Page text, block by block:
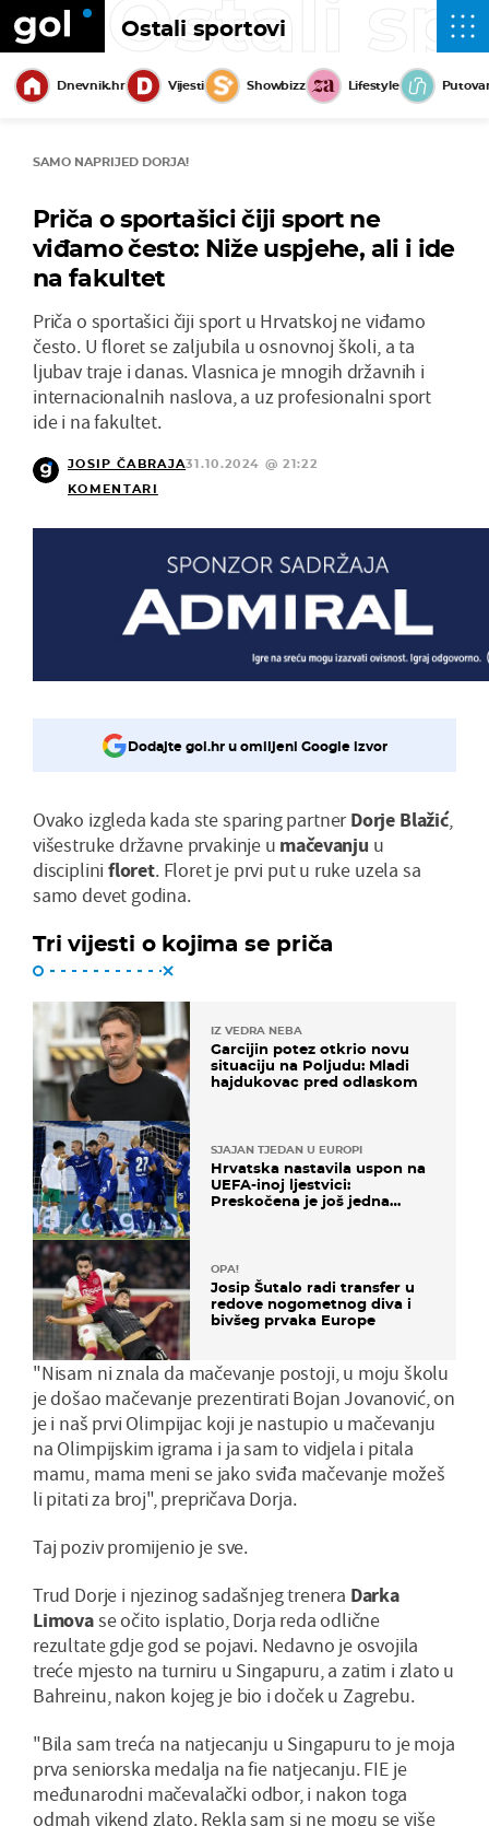
Ostali sportovi
Ostali
Dnevnik.hr Vijesti Showbizz Lifestyle
SAMO NAPRIJED DORJA!
Priča o sportašici čiji sport ne
viđamo često: Niže uspjehe, ali i ide
na fakultet
Priča o sportašici čiji sport u Hrvatskoj ne viđamo
često. U floret se zaljubila u osnovnoj školi, a ta
ljubav traje i danas. Vlasnica je mnogih državnih i
internacionalnih naslova, a uz profesionalni sport
ide i na fakultet.
JOSIP ČABRAJA31.10.2024 @ 21:22
KOMENTARI
Dodajte gol.hr u omiljeni Google izvor
Ovako izgleda kada ste sparing partnerDorje Blažić,
višestruke državne prvakinje u mačevanju u
disciplinifloret. Floret je prvi put u ruke uzela sa
samo devet godina.
Tri vijesti o kojima se priča
IZ VEDRA NEBA
Garcijin potez otkrio novu
situaciju na Poljudu: Mladi
hajdukovac pred odlaskom
SJAJAN TJEDAN U EUROPI
Hrvatska nastavila uspon na
UEFA-inoj ljestvici:
Preskočena je još jedna
OPA!
Josip Šutalo radi transfer u
redove nogometnog diva i
bivšeg prvaka Europe
"Nisam ni znala da mačevanje postoji, u moju školu
je došao mačevanje prezentirati Bojan Jovanović, on
je i naš prvi Olimpijac koji je nastupio u mačevanju
na Olimpijskim igrama i ja sam to vidjela i pitala
mamu, mama meni se jako sviđa mačevanje možeš
li pitati za broj", prepričava Dorja.
Taj poziv promijenio je sve.
Trud Dorje i njezinog sadašnjeg trenera Darka
Limovase očito isplatio, Dorja reda odlične
rezultate gdje god se pojavi. Nedavno je osvojila
treće mjesto na turniru u Singapuru, a zatim i zlato u
Bahreinu, nakon kojeg je bio i doček u Zagrebu.
"Bila sam treća na natjecanju u Singapuru to je moja
prva seniorska medalja na fie natjecanju. FIE je
međunarodni mačevalački odbor, i nakon toga
odmah vikend zlato. Rekla sam si ne mogu se više